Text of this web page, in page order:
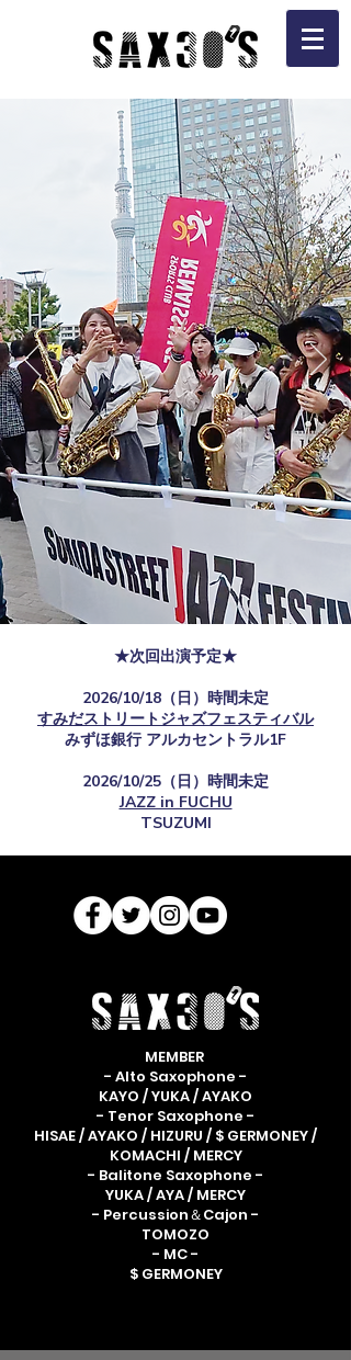
★次回出演予定★
2026/10/18（日）時間未定
すみだストリートジャズフェスティバル
​みずほ銀行 アルカセントラル1F
2026/10/25（日）時間未定
JAZZ in FUCHU
TSUZUMI
MEMBER
- Alto Saxophone -
KAYO / YUKA / AYAKO
- Tenor Saxophone -
HISAE / AYAKO / HIZURU / $ GERMONEY /
KOMACHI / MERCY
- Balitone Saxophone -
YUKA / AYA / MERCY
- Percussion＆Cajon -
TOMOZO
- MC -
$ GERMONEY